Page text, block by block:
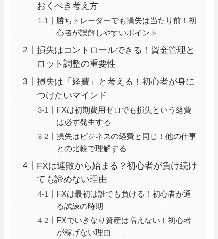
おくべき考え方
勝ちトレーダーでも損失は当たり前！初
心者が誤解しやすいポイント
損失はコントロールできる！資金管理と
ロット調整の重要性
損失は「経費」と考える！初心者が身に
つけたいマインド
FXは初期費用ゼロでも損失という経費
は必ず発生する
損失はビジネスの経費と同じ！他の仕事
との比較で理解する
FXは連敗から始まる？初心者が負け続け
ても諦めない理由
FXは最初は誰でも負ける！初心者が通
る試練の時期
FXでいきなり資産は増えない！初心者
が稼げない理由